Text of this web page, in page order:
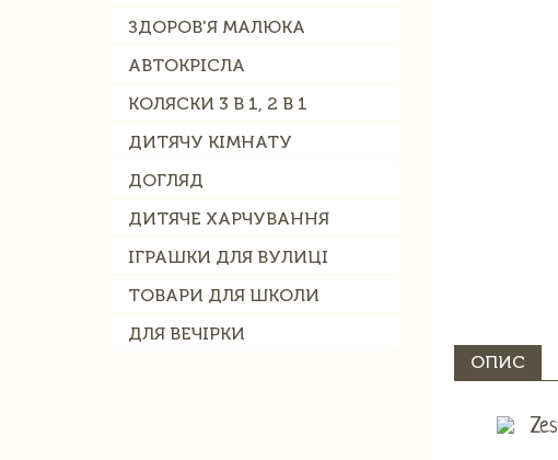
ЗДОРОВ'Я МАЛЮКА
АВТОКРІСЛА
КОЛЯСКИ 3 В 1, 2 В 1
ДИТЯЧУ КІМНАТУ
ДОГЛЯД
ДИТЯЧЕ ХАРЧУВАННЯ
ІГРАШКИ ДЛЯ ВУЛИЦІ
ТОВАРИ ДЛЯ ШКОЛИ
ДЛЯ ВЕЧІРКИ
ОПИС